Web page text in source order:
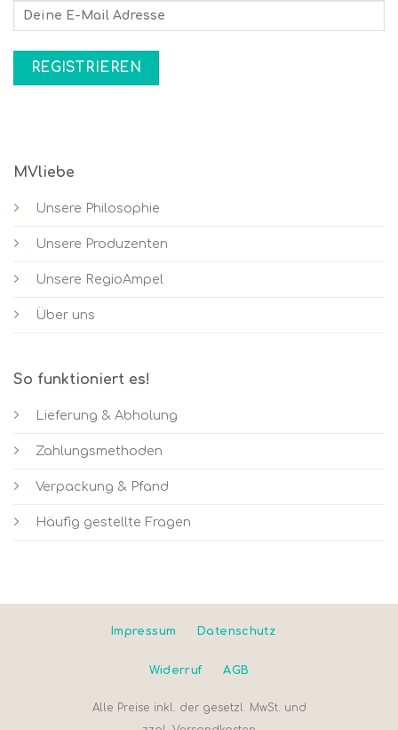
MVliebe
Unsere Philosophie
Unsere Produzenten
Unsere RegioAmpel
Über uns
So funktioniert es!
Lieferung & Abholung
Zahlungsmethoden
Verpackung & Pfand
Häufig gestellte Fragen
Impressum Datenschutz
Widerruf AGB
Alle Preise inkl. der gesetzl. MwSt. und